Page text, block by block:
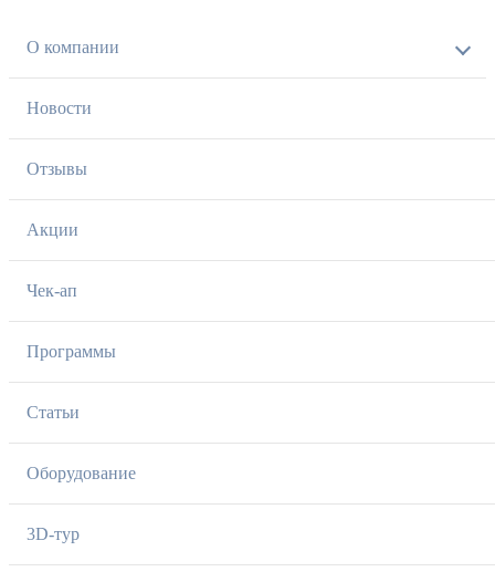
О компании
Новости
Отзывы
Акции
Чек-ап
Программы
Статьи
Оборудование
3D-тур